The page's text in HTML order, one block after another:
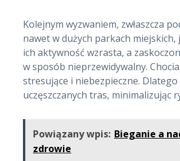
Kolejnym wyzwaniem, zwłaszcza
nawet w dużych parkach miejskich,
ich aktywność wzrasta, a
w sposób nieprzewidywalny.
stresujące i niebezpieczne.
uczęszczanych tras, minimalizując
Powiązany wpis: Bieganie a
zdrowie